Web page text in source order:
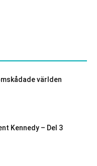
världen
Kennedy – Del 3